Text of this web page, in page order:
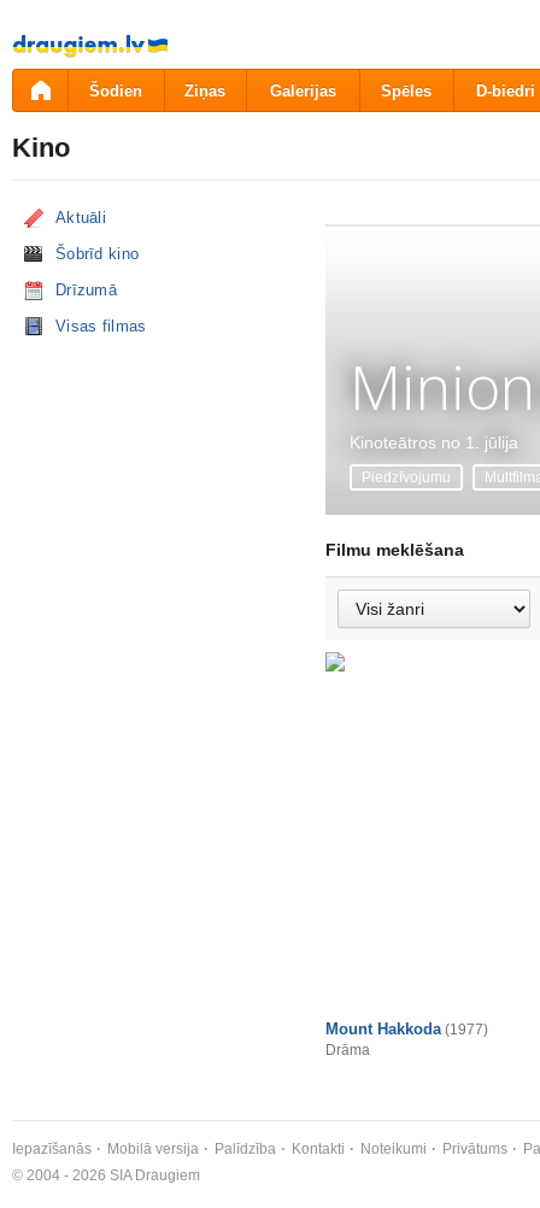
Pāriet
uz
saturu
Šodien Ziņas Galerijas Spēles D-biedri
Kino
Aktuāli
Šobrīd kino
Drīzumā
Visas filmas
Kinoteātros no 1. jūlija
Piedzīvojumu
Filmu meklēšana
Mount Hakkoda (1977)
Drāma
Iepazīšanās Mobilā versija Palīdzība Kontakti Noteikumi Privātums
© 2004 - 2026 SIA Draugiem